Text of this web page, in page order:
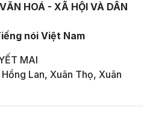
HOÁ - XÃ HỘI VÀ DÂN
nói Việt Nam
MAI
Lan, Xuân Thọ, Xuân